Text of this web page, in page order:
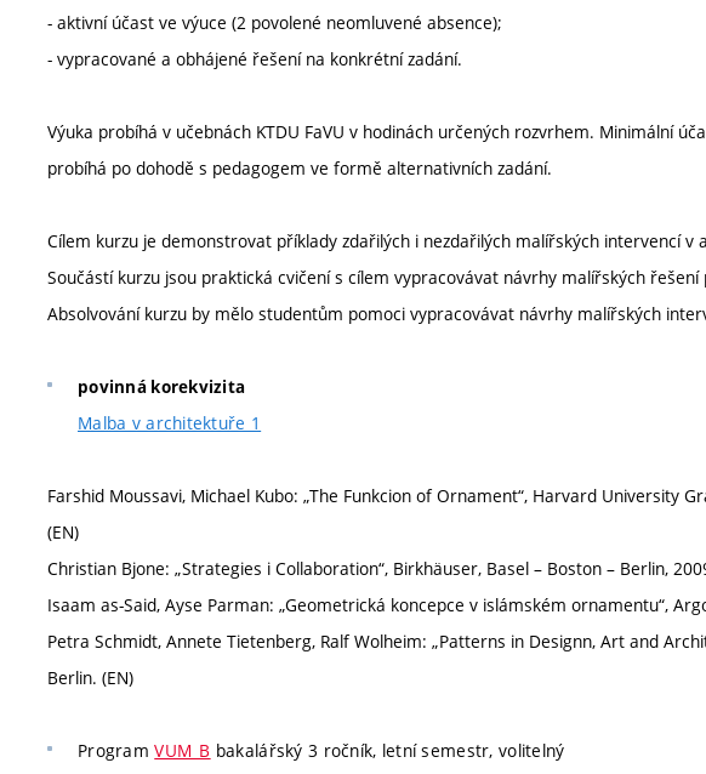
- aktivní účast ve výuce (2 povolené neomluvené absence);
- vypracované a obhájené řešení na konkrétní zadání.
Výuka probíhá v učebnách KTDU FaVU v hodinách určených rozvrhem. Minimální
probíhá po dohodě s pedagogem ve formě alternativních zadání.
Cílem kurzu je demonstrovat příklady zdařilých i nezdařilých malířských intervencí v
Součástí kurzu jsou praktická cvičení s cílem vypracovávat návrhy malířských
Absolvování kurzu by mělo studentům pomoci vypracovávat návrhy malířských
povinná korekvizita
Malba v architektuře 1
Farshid Moussavi, Michael Kubo: „The Funkcion of Ornament“, Harvard University
(EN)
Christian Bjone: „Strategies i Collaboration“, Birkhäuser, Basel – Boston – Berlin,
Isaam as-Said, Ayse Parman: „Geometrická koncepce v islámském ornamentu“,
Petra Schmidt, Annete Tietenberg, Ralf Wolheim: „Patterns in Designn, Art and
Berlin. (EN)
ProgramVUM_B bakalářský 3 ročník, letní semestr, volitelný